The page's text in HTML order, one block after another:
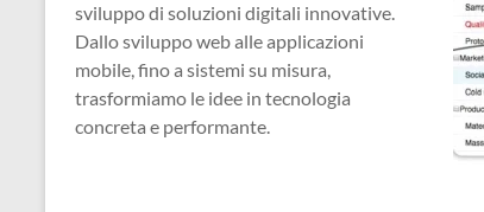
sviluppo di soluzioni digitali innovative.
Dallo sviluppo web alle applicazioni
mobile, fino a sistemi su misura,
trasformiamo le idee in tecnologia
concreta e performante.